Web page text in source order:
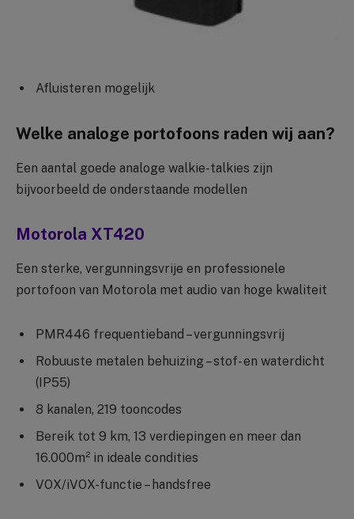
Afluisteren mogelijk
Welke analoge portofoons raden wij aan?
Een aantal goede analoge walkie-talkies zijn
bijvoorbeeld de onderstaande modellen
Motorola XT420
Een sterke, vergunningsvrije en professionele
portofoon van Motorola met audio van hoge kwaliteit
PMR446 frequentieband – vergunningsvrij
Robuuste metalen behuizing – stof- en waterdicht
(IP55)
8 kanalen, 219 tooncodes
Bereik tot 9 km, 13 verdiepingen en meer dan
16.000m² in ideale condities
VOX/iVOX-functie – handsfree